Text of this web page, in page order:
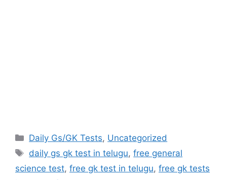
Categories
Daily Gs/GK Tests, Uncategorized
Tags
daily gs gk test in telugu,free general
science test, free gk test in telugu, free gk tests